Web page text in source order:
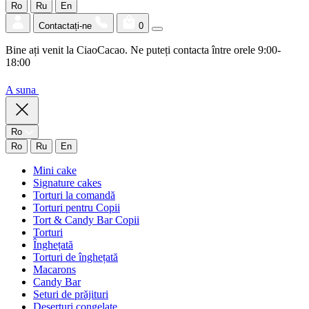
Ro
Ru
En
Contactați-ne
0
Bine ați venit la CiaoCacao. Ne puteți contacta între orele 9:00-
18:00
A suna
Ro
Ro
Ru En
Mini cake
Signature cakes
Torturi la comandă
Torturi pentru Copii
Tort & Candy Bar Copii
Torturi
Înghețată
Torturi de înghețată
Macarons
Candy Bar
Seturi de prăjituri
Deserturi congelate